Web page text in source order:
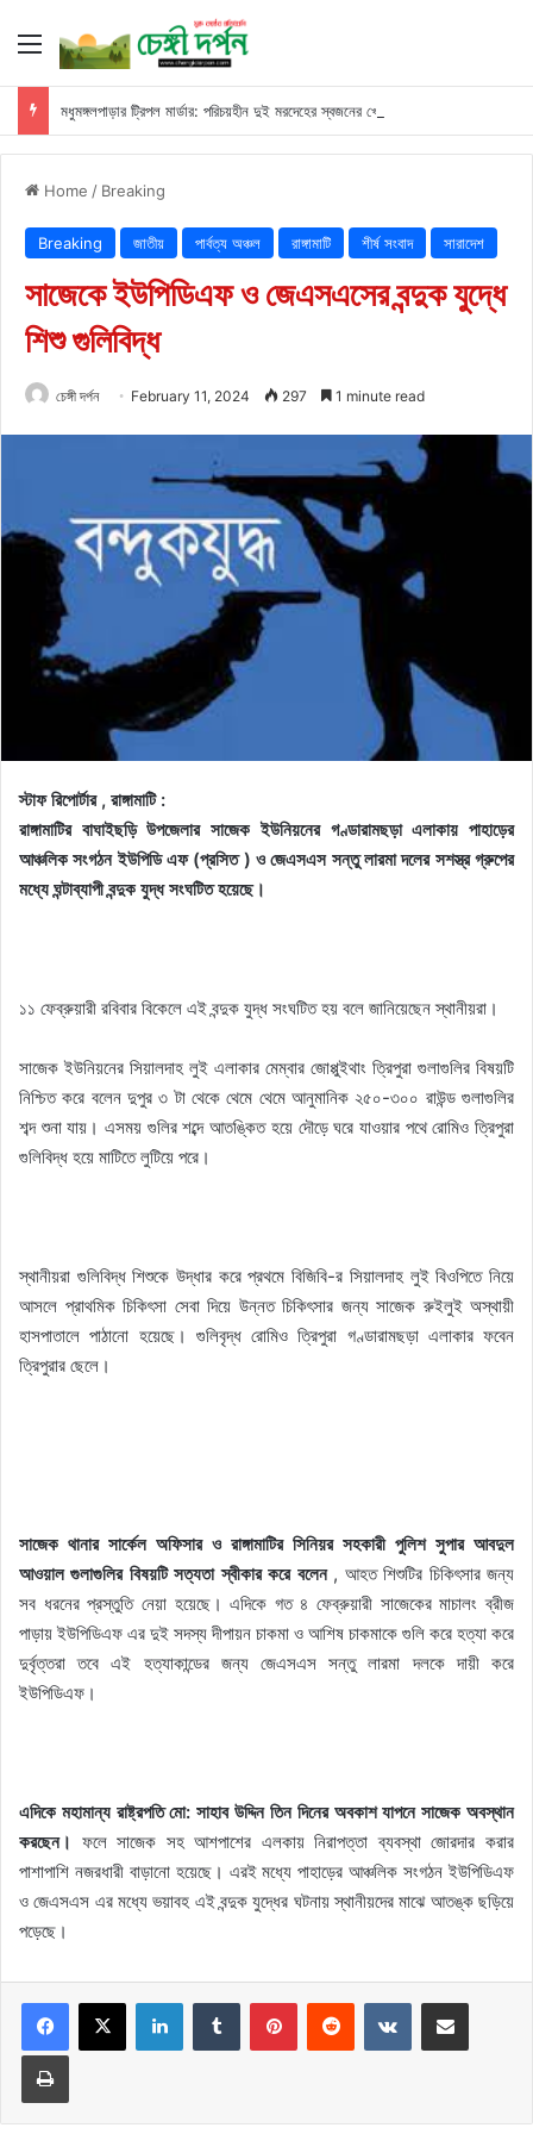
Menu
মধুমঙ্গলপাড়ার ট্রিপল মার্ডার: পরিচয়হীন দুই মরদেহের স্বজনের খোঁজ পুলিশের
Home / Breaking
Breaking জাতীয় পার্বত্য অঞ্চল রাঙ্গামাটি শীর্ষ সংবাদ সারাদেশ
সাজেকে ইউপিডিএফ ও জেএসএসের বন্দুক যুদ্ধে
শিশু গুলিবিদ্ধ
চেঙ্গী দর্পন February 11, 2024 297 1 minute read
স্টাফ রিপোর্টার , রাঙ্গামাটি :
রাঙ্গামাটির বাঘাইছড়ি উপজেলার সাজেক ইউনিয়নের গণ্ডারামছড়া এলাকায় পাহাড়ের
আঞ্চলিক সংগঠন ইউপিডি এফ (প্রসিত ) ও জেএসএস সন্তু লারমা দলের সশস্ত্র গ্রুপের
মধ্যে ঘন্টাব্যাপী বন্দুক যুদ্ধ সংঘটিত হয়েছে।
১১ ফেব্রুয়ারী রবিবার বিকেলে এই বন্দুক যুদ্ধ সংঘটিত হয় বলে জানিয়েছেন স্থানীয়রা।
সাজেক ইউনিয়নের সিয়ালদাহ লুই এলাকার মেম্বার জোপ্পুইথাং ত্রিপুরা গুলাগুলির বিষয়টি
নিশ্চিত করে বলেন দুপুর ৩ টা থেকে থেমে থেমে আনুমানিক ২৫০-৩০০ রাউন্ড গুলাগুলির
শব্দ শুনা যায়। এসময় গুলির শব্দে আতঙ্কিত হয়ে দৌড়ে ঘরে যাওয়ার পথে রোমিও ত্রিপুরা
গুলিবিদ্ধ হয়ে মাটিতে লুটিয়ে পরে।
স্থানীয়রা গুলিবিদ্ধ শিশুকে উদ্ধার করে প্রথমে বিজিবি-র সিয়ালদাহ লুই বিওপিতে নিয়ে
আসলে প্রাথমিক চিকিৎসা সেবা দিয়ে উন্নত চিকিৎসার জন্য সাজেক রুইলুই অস্থায়ী
হাসপাতালে পাঠানো হয়েছে। গুলিবৃদ্ধ রোমিও ত্রিপুরা গণ্ডারামছড়া এলাকার ফবেন
ত্রিপুরার ছেলে।
সাজেক থানার সার্কেল অফিসার ও রাঙ্গামাটির সিনিয়র সহকারী পুলিশ সুপার আবদুল
আওয়াল গুলাগুলির বিষয়টি সত্যতা স্বীকার করে বলেন, আহত শিশুটির চিকিৎসার জন্য
সব ধরনের প্রস্তুতি নেয়া হয়েছে। এদিকে গত ৪ ফেব্রুয়ারী সাজেকের মাচালং ব্রীজ
পাড়ায় ইউপিডিএফ এর দুই সদস্য দীপায়ন চাকমা ও আশিষ চাকমাকে গুলি করে হত্যা করে
দুর্বৃত্তরা তবে এই হত্যাকান্ডের জন্য জেএসএস সন্তু লারমা দলকে দায়ী করে
ইউপিডিএফ।
এদিকে মহামান্য রাষ্ট্রপতি মো: সাহাব উদ্দিন তিন দিনের অবকাশ যাপনে সাজেক অবস্থান
করছেন। ফলে সাজেক সহ আশপাশের এলকায় নিরাপত্তা ব্যবস্থা জোরদার করার
পাশাপাশি নজরধারী বাড়ানো হয়েছে। এরই মধ্যে পাহাড়ের আঞ্চলিক সংগঠন ইউপিডিএফ
ও জেএসএস এর মধ্যে ভয়াবহ এই বন্দুক যুদ্ধের ঘটনায় স্থানীয়দের মাঝে আতঙ্ক ছড়িয়ে
পড়েছে।
LinkedInTumblr PinterestReddit VKontakteShare via Email
Print